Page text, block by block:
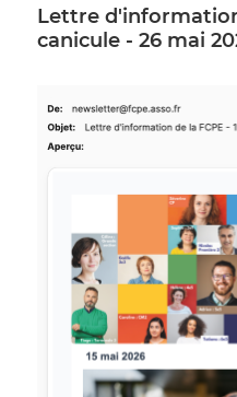
Lettre
canicule - 26 mai